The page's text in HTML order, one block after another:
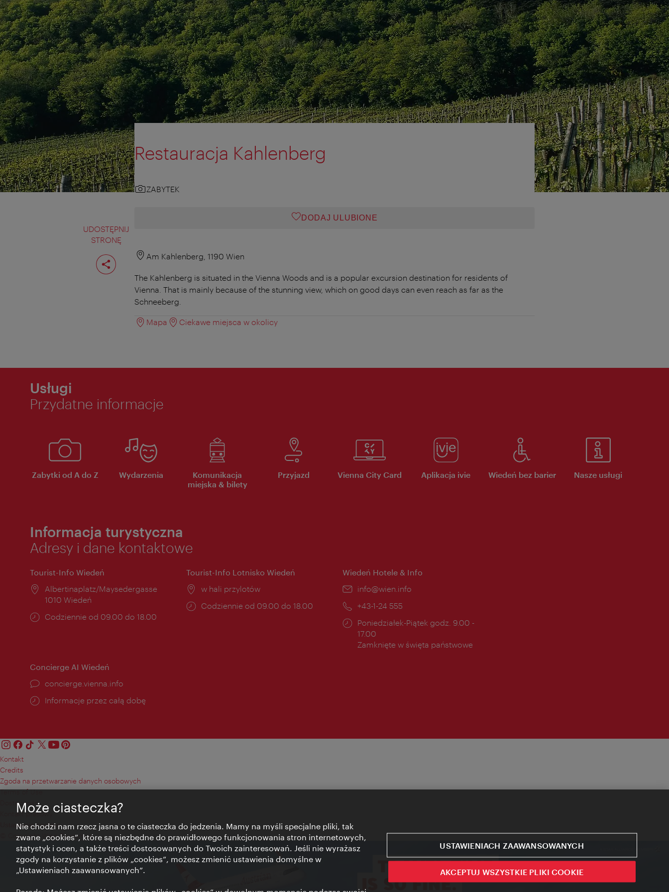
UDOSTĘPNIJ
STRONĘ
Podziel
stronę
Restauracja Kahlenberg
ZABYTEK
DODAJ ULUBIONE
Am Kahlenberg, 1190 Wien
The Kahlenberg is situated in the Vienna Woods and is a popular excursion destination for residents of
Vienna. That is mainly because of the stunning view, which on good days can even reach as far as the
Schneeberg.
Mapa Ciekawe miejsca w okolicy
Usługi
Przydatne informacje
Zabytki od A do Z Wydarzenia
Komunikacja
miejska & bilety
Przyjazd Vienna City Card Aplikacja ivie Wiedeń bez barier Nasze usługi
Informacja turystyczna
Adresy i dane kontaktowe
Tourist-Info Wiedeń
Miejsce:
Albertinaplatz/Maysedergasse
1010 Wiedeń
Godziny
Codziennie od 09.00 do 18.00
Tourist-Info Lotnisko Wiedeń
Miejsce:
w hali przylotów
Godziny
Codziennie od 09.00 do 18.00
Wiedeń Hotele & Info
E-
info@wien.info
Telefon:
+43-1-24 555
Godziny
otwarcia:
Poniedziałek-Piątek godz. 9.00 -
17.00
Zamknięte w święta państwowe
Concierge AI Wiedeń
concierge.vienna.info
Informacje przez całą dobę
Kontakt
Credits
Zgoda na przetwarzanie danych osobowych
Terms of Use
Dostępność
Kontakt prasowy
Ustawienia cookies
© Copyright Wien Tourismus
Może ciasteczka?
Nie chodzi nam rzecz jasna o te ciasteczka do jedzenia. Mamy na myśli specjalne pliki, tak
zwane „cookies”, które są niezbędne do prawidłowego funkcjonowania stron internetowych,
statystyk i ocen, a także treści dostosowanych do Twoich zainteresowań. Jeśli nie wyrażasz
zgody na korzystanie z plików „cookies”, możesz zmienić ustawienia domyślne w
„Ustawieniach zaawansowanych”.
USTAWIENIACH ZAAWANSOWANYCH
AKCEPTUJ WSZYSTKIE PLIKI COOKIE